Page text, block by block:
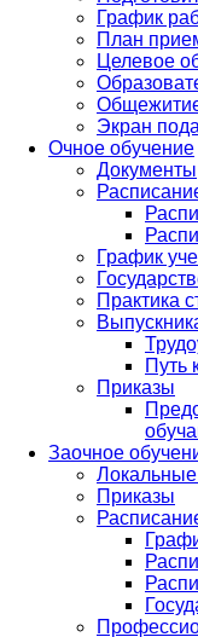
График
План
Целевое
Экран
Очное обучение
Документы
График
Практика
Путь
Приказы
Заочное
Приказы